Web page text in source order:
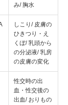
み/ 胸水
しこり/ 皮膚の
ひきつり・え
くぼ/ 乳頭から
の分泌液/ 乳房
の皮膚の変化
性交時の出
血・性交後の
出血/ おりもの